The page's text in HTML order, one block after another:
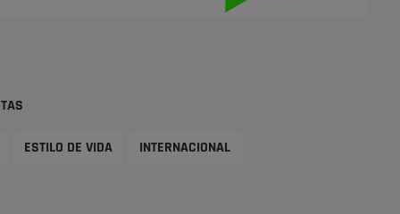
ESTILO DE VIDA INTERNACIONAL